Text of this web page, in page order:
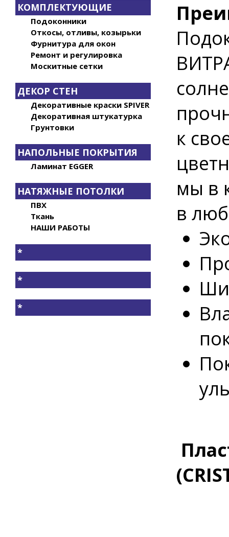
КОМПЛЕКТУЮЩИЕ
Подоконники
Откосы, отливы, козырьки
Фурнитура для окон
Ремонт и регулировка
Москитные сетки
ДЕКОР СТЕН
Декоративные краски SPIVER
Декоративная штукатурка
Грунтовки
НАПОЛЬНЫЕ ПОКРЫТИЯ
Ламинат EGGER
НАТЯЖНЫЕ ПОТОЛКИ
ПВХ
Ткань
НАШИ РАБОТЫ
*
*
*
к
мы в
в